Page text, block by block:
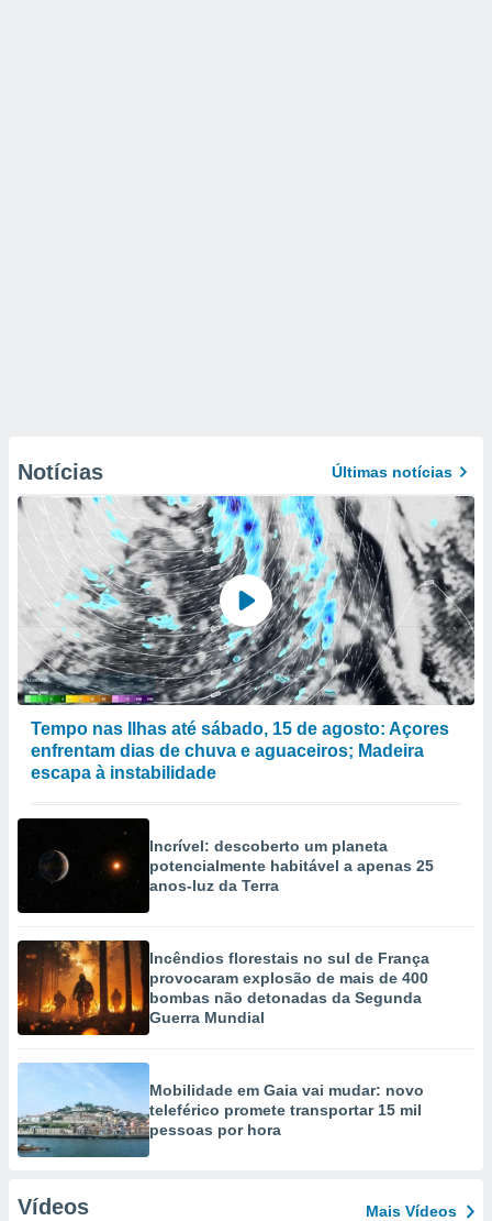
Notícias Últimas notícias
Tempo nas Ilhas até sábado, 15 de agosto: Açores
enfrentam dias de chuva e aguaceiros; Madeira
escapa à instabilidade
Incrível: descoberto um planeta
potencialmente habitável a apenas 25
anos-luz da Terra
Incêndios florestais no sul de França
provocaram explosão de mais de 400
bombas não detonadas da Segunda
Guerra Mundial
Mobilidade em Gaia vai mudar: novo
teleférico promete transportar 15 mil
pessoas por hora
Vídeos Mais Vídeos